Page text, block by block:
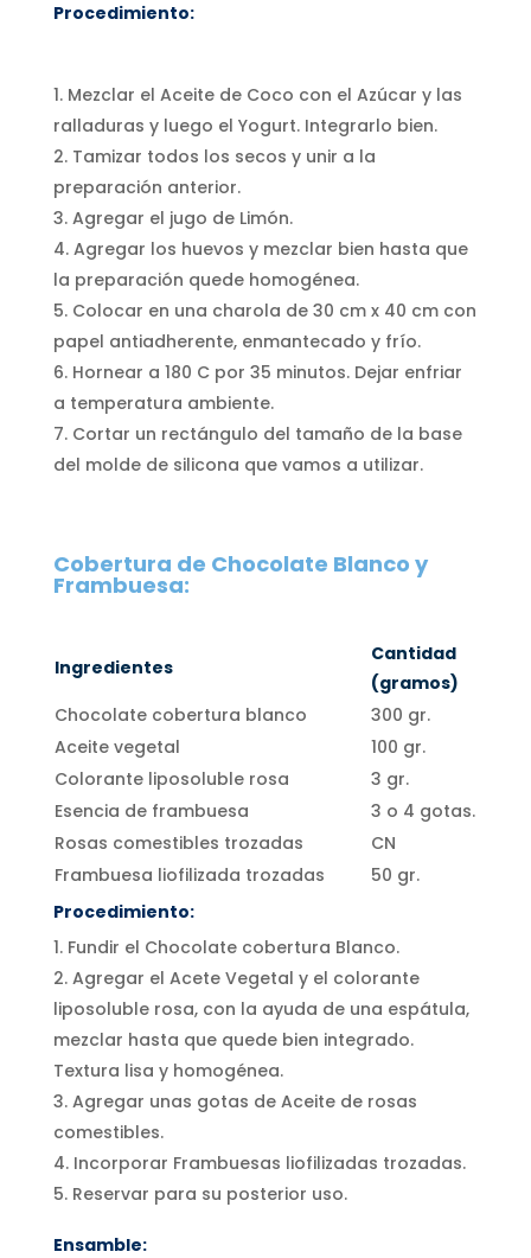
Procedimiento:
Mezclar el Aceite de Coco con el Azúcar y las
ralladuras y luego el Yogurt. Integrarlo bien.
Tamizar todos los secos y unir a la
preparación anterior.
Agregar el jugo de Limón.
Agregar los huevos y mezclar bien hasta que
la preparación quede homogénea.
Colocar en una charola de 30 cm x 40 cm con
papel antiadherente, enmantecado y frío.
Hornear a 180 C por 35 minutos. Dejar enfriar
a temperatura ambiente.
Cortar un rectángulo del tamaño de la base
del molde de silicona que vamos a utilizar.
Cobertura de Chocolate Blanco y
Frambuesa:
Ingredientes
Cantidad
(gramos)
Chocolate cobertura blanco
300 gr.
Aceite vegetal
100 gr.
Colorante liposoluble rosa
3 gr.
Esencia de frambuesa
3 o 4 gotas.
Rosas comestibles trozadas
CN
Frambuesa liofilizada trozadas
50 gr.
Procedimiento:
Fundir el Chocolate cobertura Blanco.
Agregar el Acete Vegetal y el colorante
liposoluble rosa, con la ayuda de una espátula,
mezclar hasta que quede bien integrado.
Textura lisa y homogénea.
Agregar unas gotas de Aceite de rosas
comestibles.
Incorporar Frambuesas liofilizadas trozadas.
Reservar para su posterior uso.
Ensamble: